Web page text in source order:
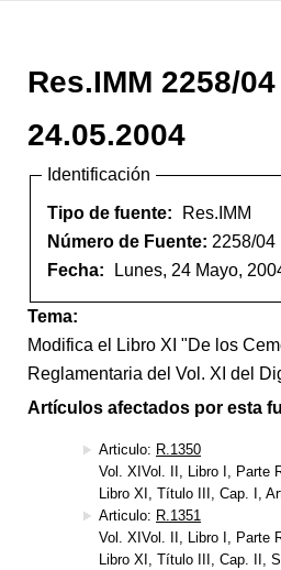
Res.IMM 2258/
24.05.2004
Identificación
Tipo de fuente:
Res.IMM
Número de Fuente: 2258/04
Fecha:
Lunes, 24 Mayo,
Tema:
Modifica el Libro XI "De los
Reglamentaria del Vol. XI del
Artículos afectados por esta
Articulo: R.1350
Vol. XIVol. II, Libro I, Parte
Libro XI, Título III, Cap. I,
Articulo: R.1351
Vol. XIVol. II, Libro I, Parte
Libro XI, Título III, Cap. II,